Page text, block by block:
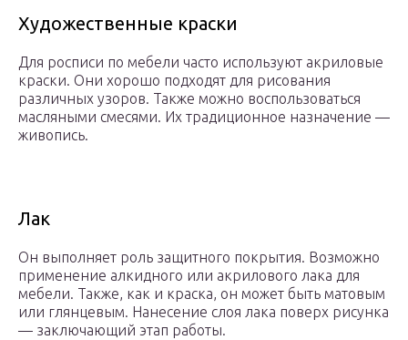
Художественные краски
Для росписи по мебели часто используют акриловые
краски. Они хорошо подходят для рисования
различных узоров. Также можно воспользоваться
масляными смесями. Их традиционное назначение —
живопись.
Лак
Он выполняет роль защитного покрытия. Возможно
применение алкидного или акрилового лака для
мебели. Также, как и краска, он может быть матовым
или глянцевым. Нанесение слоя лака поверх рисунка
— заключающий этап работы.